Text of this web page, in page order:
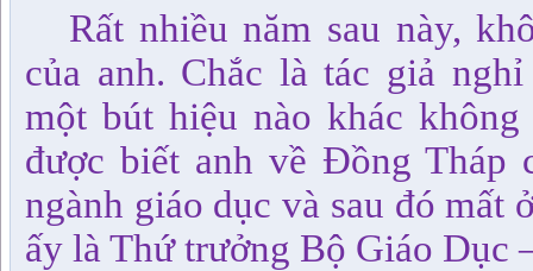
Rất nhiều năm sau này,
của anh. Chắc là tác giả
một bút hiệu nào khác
được biết anh về Đồng Tháp
ngành giáo dục và sau đó mất
ấy là Thứ trưởng Bộ Giáo Dục